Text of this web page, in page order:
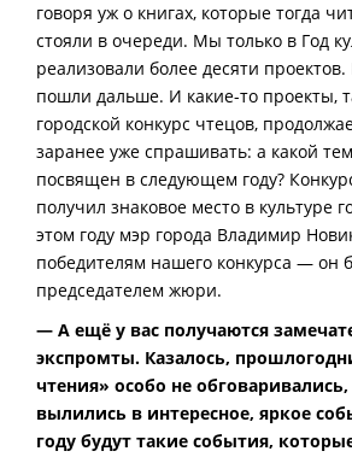
говоря уж о книгах, которые тогда
стояли в очереди. Мы только в Год
реализовали более десяти проектов.
пошли дальше. И какие-то проекты,
городской конкурс чтецов,
заранее уже спрашивать: а какой
посвящен в следующем году?
получил знаковое место в культуре
этом году мэр города Владимир
победителям нашего конкурса — он
председателем жюри.
— А ещё у вас получаются
экспромты. Казалось,
чтения» особо не
вылились в интересное, яркое
году будут такие события,